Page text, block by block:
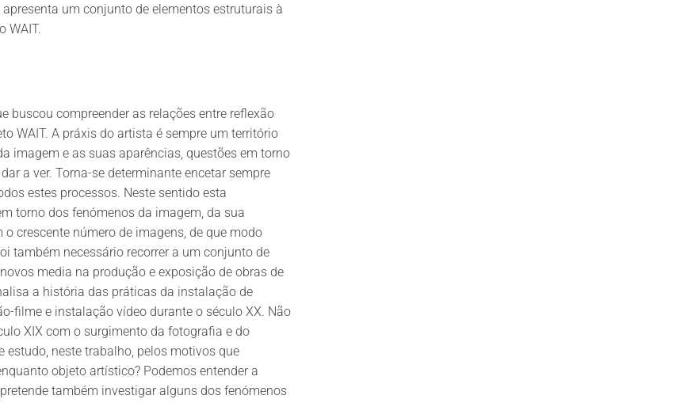
um conjunto de elementos estruturais à
WAIT.
buscou compreender as relações entre reflexão
WAIT. A práxis do artista é sempre um território
imagem e as suas aparências, questões em torno
a ver. Torna-se determinante encetar sempre
estes processos. Neste sentido esta
torno dos fenómenos da imagem, da sua
crescente número de imagens, de que modo
também necessário recorrer a um conjunto de
media na produção e exposição de obras de
a história das práticas da instalação de
filme e instalação vídeo durante o século XX. Não
XIX com o surgimento da fotografia e do
estudo, neste trabalho, pelos motivos que
objeto artístico? Podemos entender a
também investigar alguns dos fenómenos